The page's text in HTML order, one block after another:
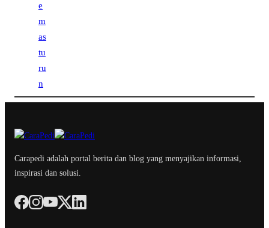
Carapedi adalah portal berita dan blog yang menyajikan informasi,
inspirasi dan solusi.